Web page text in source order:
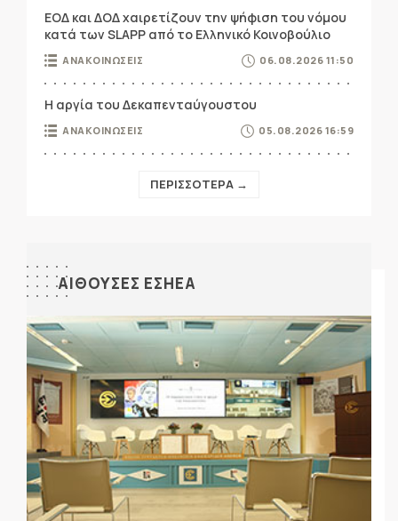
ΕΟΔ και ΔΟΔ χαιρετίζουν την ψήφιση του νόμου
κατά των SLAPP από το Ελληνικό Κοινοβούλιο
ΑΝΑΚΟΙΝΩΣΕΙΣ 06.08.2026 11:50
Η αργία του Δεκαπενταύγουστου
ΑΝΑΚΟΙΝΩΣΕΙΣ 05.08.2026 16:59
ΠΕΡΙΣΣΟΤΕΡΑ →
ΑΙΘΟΥΣΕΣ ΕΣΗΕΑ